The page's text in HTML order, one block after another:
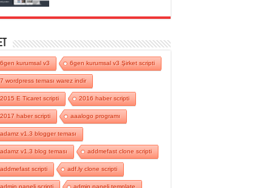
6gen kurumsal v3 6gen kurumsal v3 Şirket scripti
7 wordpress teması warez indir
2015 E Ticaret scripti 2016 haber scripti
2017 haber scripti aaalogo programı
adamz v1.3 blogger teması
adamz v1.3 blog teması addmefast clone scripti
addmefast scripti adf.ly clone scripti
admin paneli scripti admin paneli template